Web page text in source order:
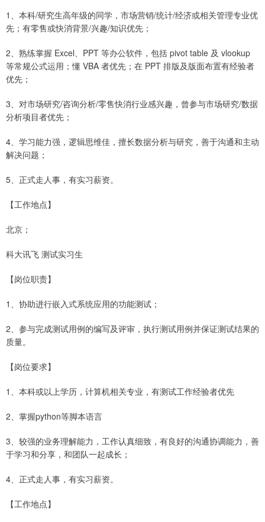
1、本科/研究生高年级的同学，市场营销/统计/经济或相关管理专业优
先；有零售或快消背景/兴趣/知识优先；
2、熟练掌握 Excel、PPT 等办公软件，包括 pivot table 及 vlookup
等常规公式运用；懂 VBA 者优先；在 PPT 排版及版面布置有经验者
优先；
3、对市场研究/咨询分析/零售快消行业感兴趣，曾参与市场研究/数据
分析项目者优先；
4、学习能力强，逻辑思维佳，擅长数据分析与研究，善于沟通和主动
解决问题；
5、正式走人事，有实习薪资。
【工作地点】
北京；
科大讯飞 测试实习生
【岗位职责】
1、协助进行嵌入式系统应用的功能测试；
2、参与完成测试用例的编写及评审，执行测试用例并保证测试结果的
质量。
【岗位要求】
1、本科或以上学历，计算机相关专业，有测试工作经验者优先
2、掌握python等脚本语言
3、较强的业务理解能力，工作认真细致，有良好的沟通协调能力，善
于学习和分享，和团队一起成长；
4、正式走人事，有实习薪资。
【工作地点】